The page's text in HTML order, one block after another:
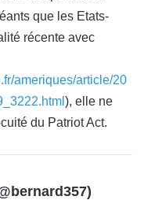
que les Etats-
récente avec
ameriques/article/20
), elle ne
du Patriot Act.